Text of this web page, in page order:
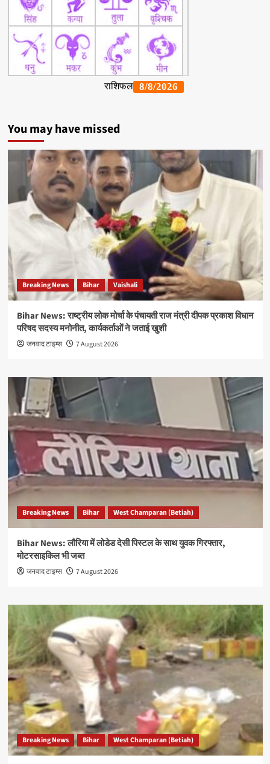
You may have missed
Breaking News Bihar Vaishali
Bihar News: राष्ट्रीय लोक मोर्चा के पंचायती राज मंत्री दीपक प्रकाश विधान
परिषद सदस्य मनोनीत, कार्यकर्ताओं ने जताई खुशी
जनवाद टाइम्स 7 August 2026
Breaking News Bihar West Champaran (Betiah)
Bihar News: लौरिया में लोडेड देसी पिस्टल के साथ युवक गिरफ्तार,
मोटरसाइकिल भी जब्त
जनवाद टाइम्स 7 August 2026
Breaking News Bihar West Champaran (Betiah)